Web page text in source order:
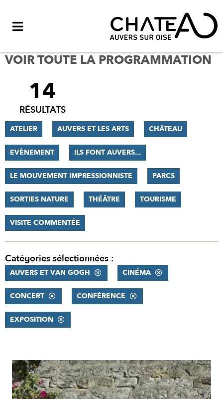
VOIR TOUTE LA PROGRAMMATION
FILTRER
RÉSULTATS
14
RÉSULTATS
ATELIER AUVERS ET LES ARTS CHÂTEAU
EVÈNEMENT ILS FONT AUVERS...
LE MOUVEMENT IMPRESSIONNISTE PARCS
SORTIES NATURE THÉÂTRE TOURISME
VISITE COMMENTÉE
Catégories sélectionnées :
AUVERS ET VAN GOGH CINÉMA
CONCERT CONFÉRENCE
EXPOSITION
RÉSULTATS